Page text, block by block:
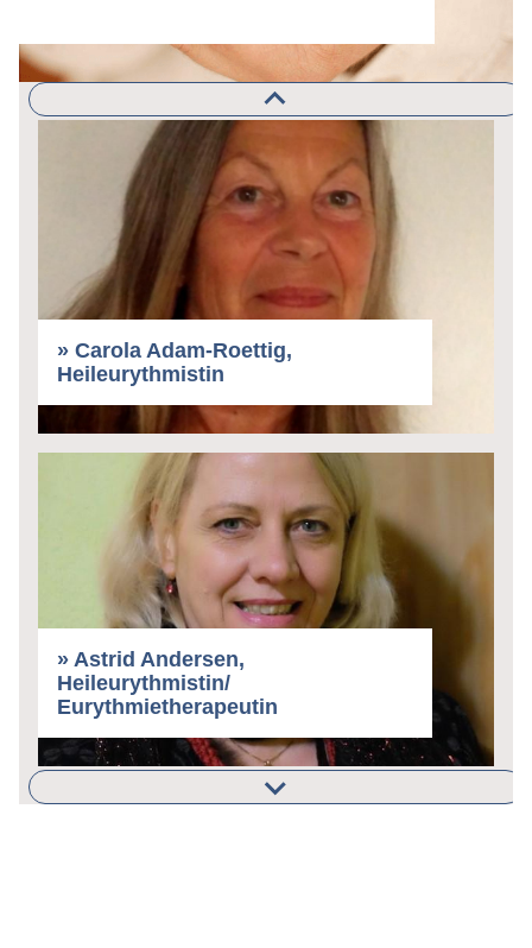
» Kim Pretzer, Heileurythmistin
» Carola Adam-Roettig,
Heileurythmistin
» Astrid Andersen,
Heileurythmistin/
Eurythmietherapeutin